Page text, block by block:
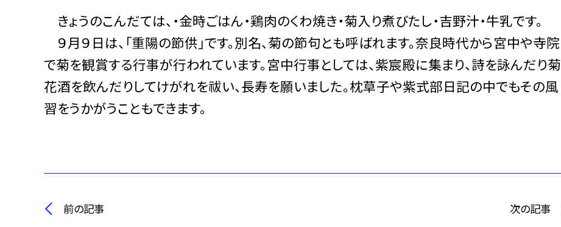
きょうのこんだては、・金時ごはん・鶏肉のくわ焼き・菊入り煮びたし・吉野汁・牛乳です。
９月９日は、「重陽の節供」です。別名、菊の節句とも呼ばれます。奈良時代から宮中や寺院
で菊を観賞する行事が行われています。宮中行事としては、紫宸殿に集まり、詩を詠んだり菊
花酒を飲んだりしてけがれを祓い、長寿を願いました。枕草子や紫式部日記の中でもその風
習をうかがうこともできます。
前の記事 次の記事